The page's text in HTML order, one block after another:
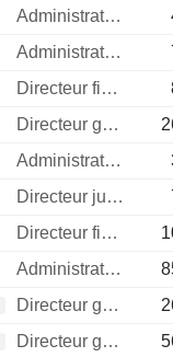
Administrateur
Administrateur
Directeur financier
Directeur general
Administrateur
Directeur juridique
Directeur financier
Administrateur
Directeur general
Directeur general